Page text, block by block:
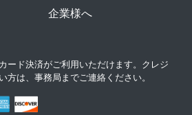
企業様へ
ード決済がご利用いただけます。クレジ
方は、事務局までご連絡ください。